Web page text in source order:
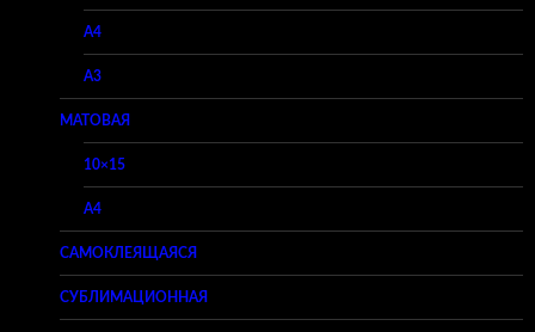
A4
A3
МАТОВАЯ
10×15
A4
САМОКЛЕЯЩАЯСЯ
СУБЛИМАЦИОННАЯ